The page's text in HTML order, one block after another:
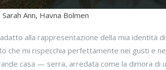
Ann, Havna Bolmen
alla rappresentazione della mia identità
che mi rispecchia perfettamente nei gusti e
casa — serra, arredata come la dimora di